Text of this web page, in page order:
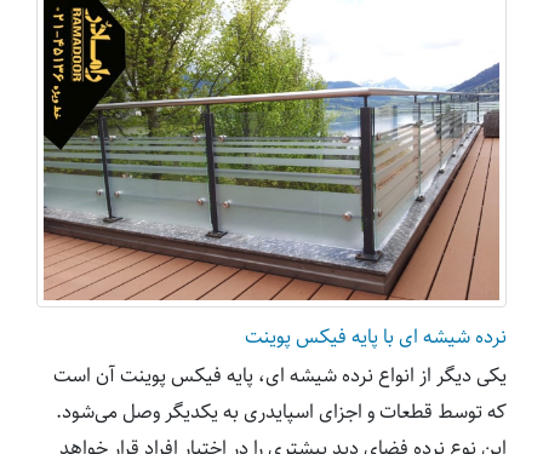
نرده شیشه ای با پایه فیکس پوینت
یکی دیگر از انواع نرده شیشه ای، پایه فیکس پوینت آن است
که توسط قطعات و اجزای اسپایدری به یکدیگر وصل می‌شود.